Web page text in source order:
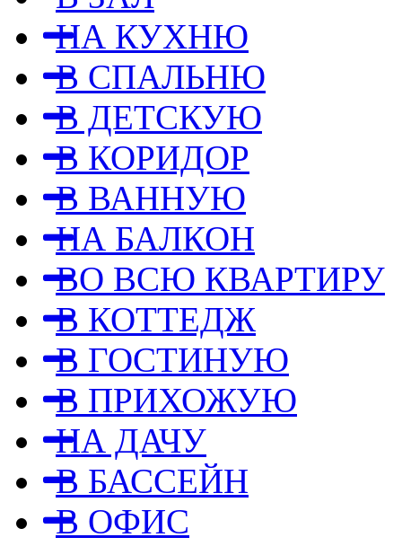
НА КУХНЮ
В СПАЛЬНЮ
В ДЕТСКУЮ
В КОРИДОР
В ВАННУЮ
НА БАЛКОН
ВО ВСЮ КВАРТИРУ
В КОТТЕДЖ
В ГОСТИНУЮ
В ПРИХОЖУЮ
НА ДАЧУ
В БАССЕЙН
В ОФИС